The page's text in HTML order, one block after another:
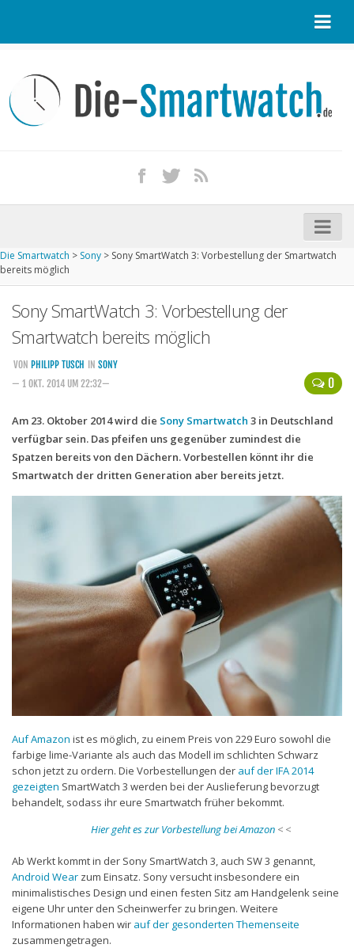
Kontakt / Tipp geben
Impressum
iPhone kaufen
Startseite
Kommende Smartwatches
Handytarife
Smartphonetarife
Datentarife
o2
Prepaid-Tarife
Datentarife
Flatrate-Prepaidtarife
Mobilfunk-Vergleichsrechner
Flatrate-Datentarife
Die Smartwatch > Sony > Sony SmartWatch 3: Vorbestellung der Smartwatch
bereits möglich
Sony SmartWatch 3: Vorbestellung der
Smartwatch bereits möglich
0
VON PHILIPP TUSCH IN SONY
— 1 OKT. 2014 UM 22:32—
Am 23. Oktober 2014 wird die Sony Smartwatch 3 in Deutschland
verfügbar sein. Das pfeifen uns gegenüber zumindest die
Spatzen bereits von den Dächern. Vorbestellen könnt ihr die
Smartwatch der dritten Generation aber bereits jetzt.
Auf Amazon ist es möglich, zu einem Preis von 229 Euro sowohl die
farbige lime-Variante als auch das Modell im schlichten Schwarz
schon jetzt zu ordern. Die Vorbestellungen der auf der IFA 2014
gezeigten SmartWatch 3 werden bei der Auslieferung bevorzugt
behandelt, sodass ihr eure Smartwatch früher bekommt.
Hier geht es zur Vorbestellung bei Amazon < <
Ab Werkt kommt in der Sony SmartWatch 3, auch SW 3 genannt,
Android Wear zum Einsatz. Sony versucht insbesondere ein
minimalistisches Design und einen festen Sitz am Handgelenk seine
eigene Uhr unter den Scheinwerfer zu bringen. Weitere
Informationen haben wir auf der gesonderten Themenseite
zusammengetragen.